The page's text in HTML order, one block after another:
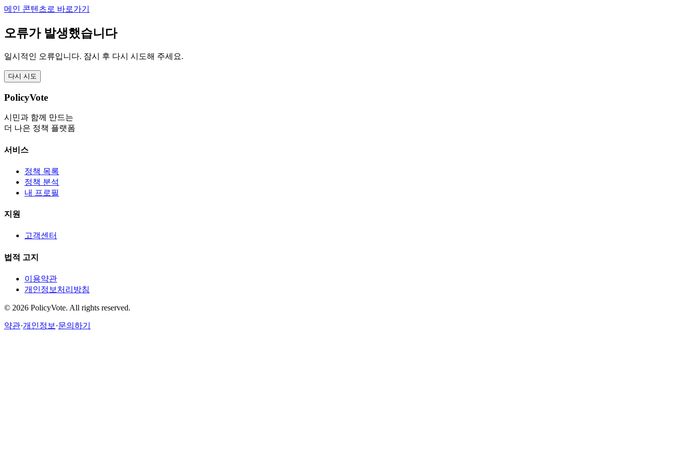
메인 콘텐츠로 바로가기
오류가 발생했습니다
일시적인 오류입니다. 잠시 후 다시 시도해 주세요.
다시 시도
PolicyVote
시민과 함께 만드는
더 나은 정책 플랫폼
서비스
정책 목록
정책 분석
내 프로필
지원
고객센터
법적 고지
이용약관
개인정보처리방침
© 2026 PolicyVote. All rights reserved.
약관·개인정보 ·문의하기